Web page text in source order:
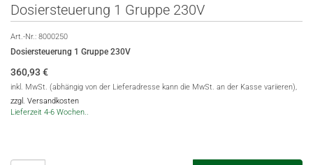
Dosiersteuerung 1 Gruppe 230V
Art.-Nr.: 8000250
Dosiersteuerung 1 Gruppe 230V
360,93 €
inkl. MwSt. (abhängig von der Lieferadresse kann die MwSt. an der Kasse variieren),
zzgl. Versandkosten
Lieferzeit 4-6 Wochen..